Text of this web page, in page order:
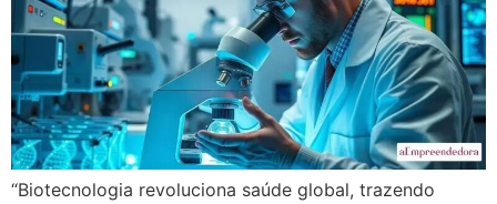
“Biotecnologia revoluciona saúde global, trazendo